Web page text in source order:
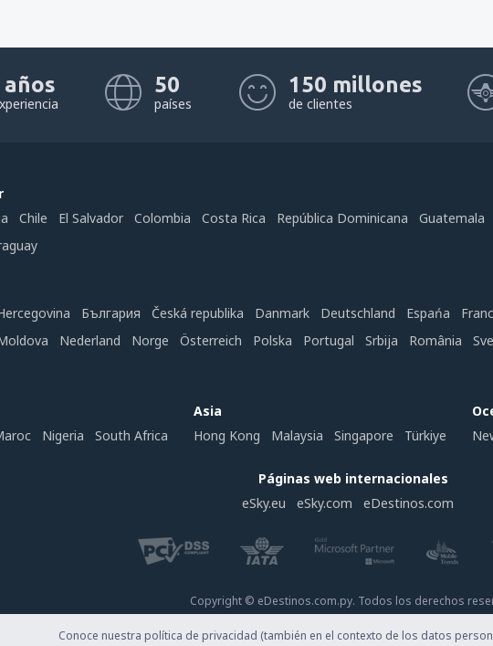
años 50
países
150 millones
de clientes
Chile El Salvador Colombia Costa Rica República Dominicana Guatemala
България Česká republika Danmark Deutschland Espańa
Nederland Norge Österreich Polska Portugal Srbija România
Nigeria South Africa
Asia
Hong Kong
Malaysia Singapore Türkiye
Páginas web internacionales
eSky.eu
eSky.com eDestinos.com
Copyright © eDestinos.com.py. Todos los derechos
Conoce nuestra política de privacidad (también en el contexto de los datos